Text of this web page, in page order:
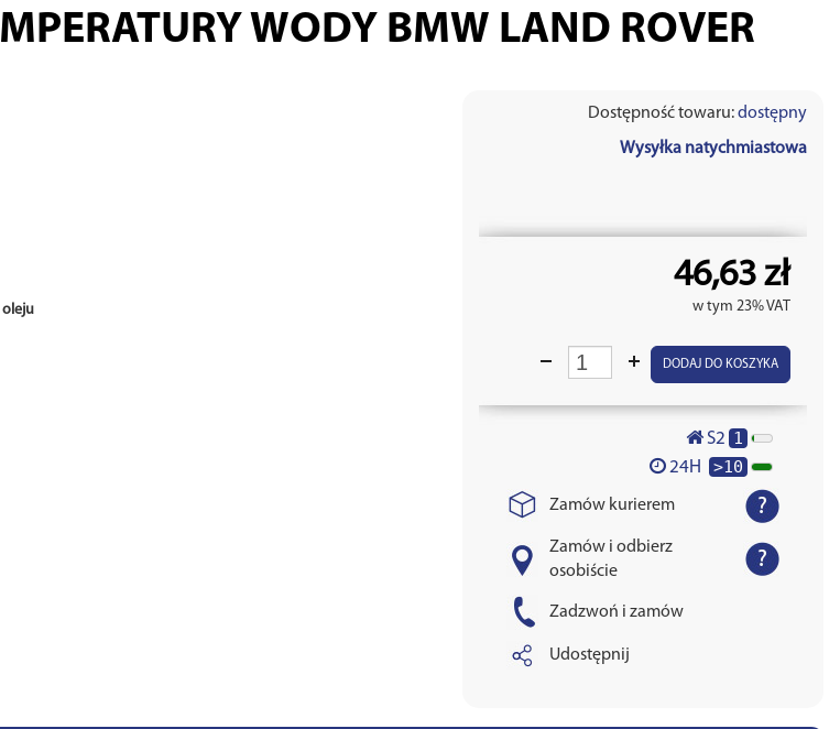
WODY BMW LAND ROVER
Dostępność towaru:dostępny
Wysyłka natychmiastowa
46,63 zł
w tym 23% VAT
DODAJ DO KOSZYKA
S2 1
24H >10
Zamów kurierem
Zamów i odbierz
osobiście
Zadzwoń i zamów
Udostępnij